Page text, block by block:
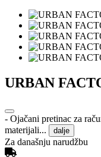
URBAN
- Ojačani pretinac za
materijali...
dalje
Za današnju narudžbu